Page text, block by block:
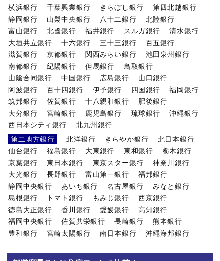
横浜銀行
千葉興業銀行 きらぼし銀行
第四北越銀行
静岡銀行
山梨中央銀行 八十二銀行
北陸銀行
富山銀行
北國銀行 福井銀行 スルガ銀行
清水銀行
大垣共立銀行
十六銀行 三十三銀行
百五銀行
滋賀銀行
京都銀行 関西みらい銀行
池田泉州銀行
南都銀行
紀陽銀行 但馬銀行
鳥取銀行
山陰合同銀行
中国銀行 広島銀行
山口銀行
阿波銀行
百十四銀行 伊予銀行 四国銀行
福岡銀行
筑邦銀行
佐賀銀行 十八親和銀行
肥後銀行
大分銀行
宮崎銀行 鹿児島銀行 琉球銀行
沖縄銀行
西日本シティ銀行
北九州銀行
第二地方銀行
北洋銀行 きらやか銀行
北日本銀行
仙台銀行
福島銀行 大東銀行 東和銀行
栃木銀行
京葉銀行
東日本銀行 東京スター銀行
神奈川銀行
大光銀行
長野銀行 富山第一銀行
福邦銀行
静岡中央銀行
あいち銀行 名古屋銀行
みなと銀行
島根銀行
トマト銀行 もみじ銀行
西京銀行
徳島大正銀行
香川銀行 愛媛銀行
高知銀行
福岡中央銀行
佐賀共栄銀行 長崎銀行
熊本銀行
豊和銀行
宮崎太陽銀行 南日本銀行 沖縄海邦銀行